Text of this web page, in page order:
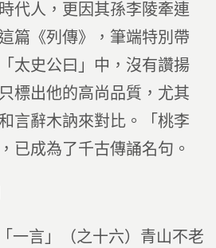
代人，更因其孫李陵牽連
篇《列傳》，筆端特別帶
太史公曰」中，沒有讚揚
標出他的高尚品質，尤其
言辭木訥來對比。「桃李
已成為了千古傳誦名句。
一言」（之十六）青山不老